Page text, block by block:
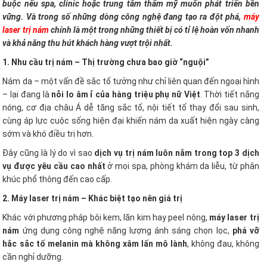
buộc nếu spa, clinic hoặc trung tâm thẩm mỹ muốn phát triển bền
vững. Và trong số những dòng công nghệ đang tạo ra đột phá, máy
laser trị nám chính là một trong những thiết bị có tỉ lệ hoàn vốn nhanh
và khả năng thu hút khách hàng vượt trội nhất.
1. Nhu cầu trị nám – Thị trường chưa bao giờ “nguội”
Nám da – một vấn đề sắc tố tưởng như chỉ liên quan đến ngoại hình
– lại đang là nỗi lo âm ỉ của hàng triệu phụ nữ Việt . Thời tiết nắng
nóng, cơ địa châu Á dễ tăng sắc tố, nội tiết tố thay đổi sau sinh,
cùng áp lực cuộc sống hiện đại khiến nám da xuất hiện ngày càng
sớm và khó điều trị hơn.
Đây cũng là lý do vì sao dịch vụ trị nám luôn nằm trong top 3 dịch
vụ được yêu cầu cao nhất ở mọi spa, phòng khám da liễu, từ phân
khúc phổ thông đến cao cấp.
2. Máy laser trị nám – Khác biệt tạo nên giá trị
Khác với phương pháp bôi kem, lăn kim hay peel nông, máy laser trị
nám ứng dụng công nghệ năng lượng ánh sáng chọn lọc, phá vỡ
hắc sắc tố melanin mà không xâm lấn mô lành, không đau, không
cần nghỉ dưỡng.